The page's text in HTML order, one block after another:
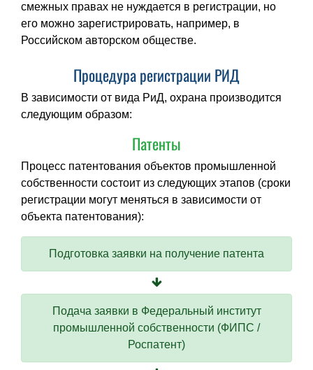
смежных правах не нуждается в регистрации, но
его можно зарегистрировать, например, в
Российском авторском обществе.
Процедура регистрации РИД
В зависимости от вида РиД, охрана производится
следующим образом:
Патенты
Процесс патентования объектов промышленной
собственности состоит из следующих этапов (сроки
регистрации могут меняться в зависимости от
объекта патентования):
Подготовка заявки на получение патента
Подача заявки в Федеральный институт
промышленной собственности (ФИПС /
Роспатент)